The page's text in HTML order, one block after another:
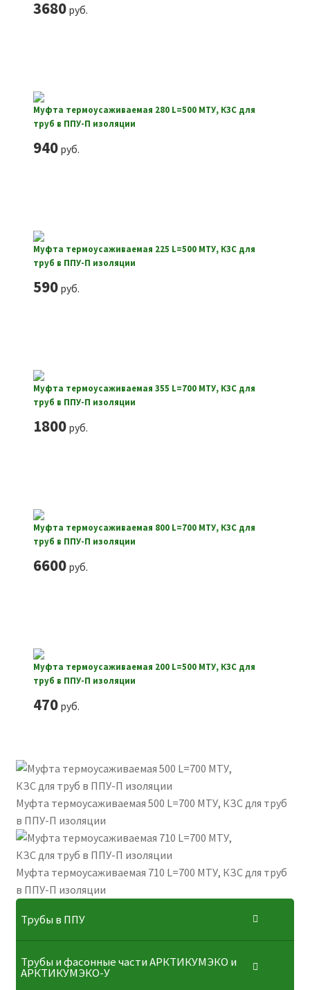
3680руб.
Муфта термоусаживаемая 280 L=500 МТУ, КЗС для
труб в ППУ-П изоляции
940руб.
Муфта термоусаживаемая 225 L=500 МТУ, КЗС для
труб в ППУ-П изоляции
590руб.
Муфта термоусаживаемая 355 L=700 МТУ, КЗС для
труб в ППУ-П изоляции
1800руб.
Муфта термоусаживаемая 800 L=700 МТУ, КЗС для
труб в ППУ-П изоляции
6600руб.
Муфта термоусаживаемая 200 L=500 МТУ, КЗС для
труб в ППУ-П изоляции
470руб.
Муфта термоусаживаемая 500 L=700 МТУ, КЗС для труб
в ППУ-П изоляции
Муфта термоусаживаемая 710 L=700 МТУ, КЗС для труб
в ППУ-П изоляции
Трубы в ППУ
Трубы и фасонные части АРКТИКУМЭКО и
АРКТИКУМЭКО-У